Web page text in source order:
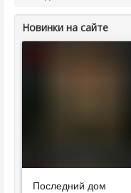
Новинки на сайте
Последний дом